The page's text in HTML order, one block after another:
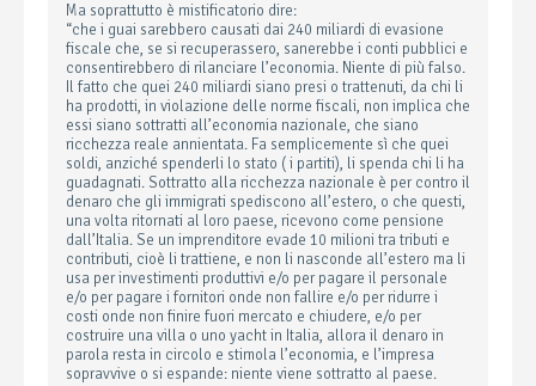
Ma soprattutto è mistificatorio dire:
“che i guai sarebbero causati dai 240 miliardi di evasione
fiscale che, se si recuperassero, sanerebbe i conti pubblici e
consentirebbero di rilanciare l’economia. Niente di più falso.
Il fatto che quei 240 miliardi siano presi o trattenuti, da chi li
ha prodotti, in violazione delle norme fiscali, non implica che
essi siano sottratti all’economia nazionale, che siano
ricchezza reale annientata. Fa semplicemente sì che quei
soldi, anziché spenderli lo stato ( i partiti), li spenda chi li ha
guadagnati. Sottratto alla ricchezza nazionale è per contro il
denaro che gli immigrati spediscono all’estero, o che questi,
una volta ritornati al loro paese, ricevono come pensione
dall’Italia. Se un imprenditore evade 10 milioni tra tributi e
contributi, cioè li trattiene, e non li nasconde all’estero ma li
usa per investimenti produttivi e/o per pagare il personale
e/o per pagare i fornitori onde non fallire e/o per ridurre i
costi onde non finire fuori mercato e chiudere, e/o per
costruire una villa o uno yacht in Italia, allora il denaro in
parola resta in circolo e stimola l’economia, e l’impresa
sopravvive o si espande: niente viene sottratto al paese.